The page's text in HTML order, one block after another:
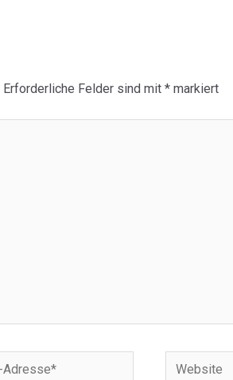
Erforderliche Felder sind mit *markiert
Website